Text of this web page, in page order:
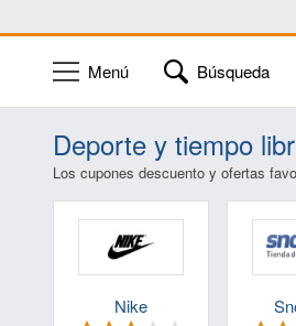
Menú Búsqueda
Deporte y tiempo
Los cupones descuento y ofertas
Nike